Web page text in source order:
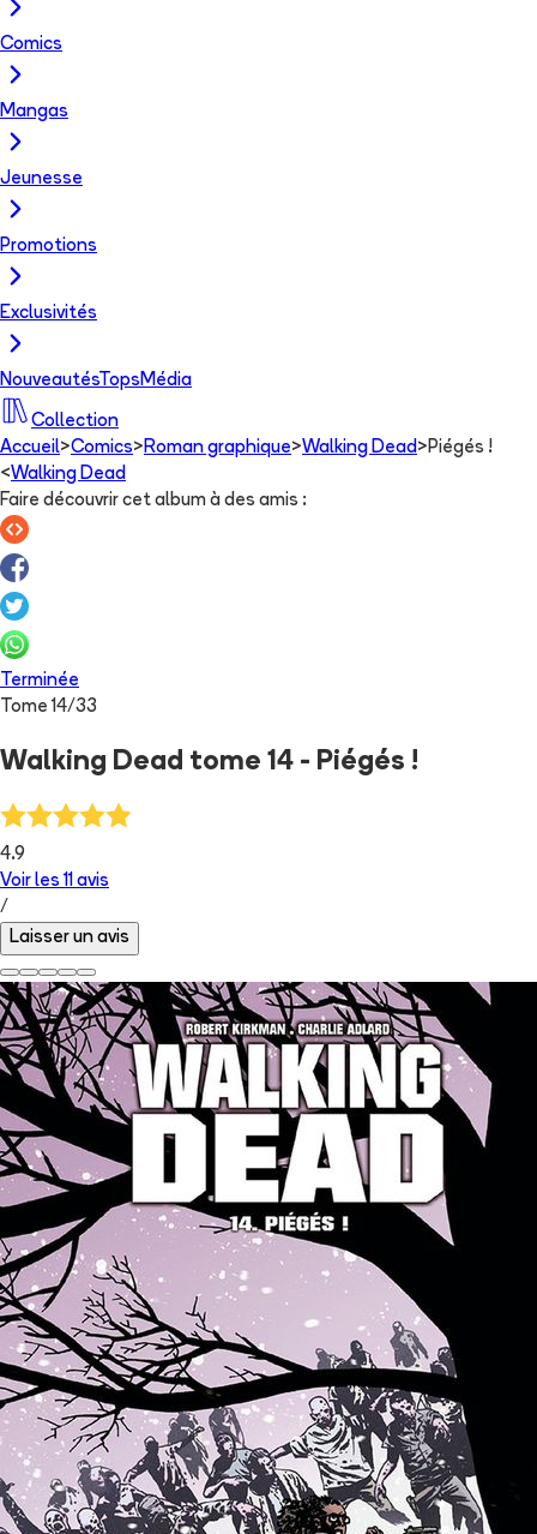
Comics
Mangas
Jeunesse
Promotions
Exclusivités
NouveautésTops Média
Collection
Accueil>Comics> Roman graphique>Walking Dead > Piégés !
<Walking Dead
Faire découvrir cet album à des amis :
Terminée
Tome14/33
Walking Dead tome 14 - Piégés !
4.9
Voir les 11 avis
/
Laisser un avis